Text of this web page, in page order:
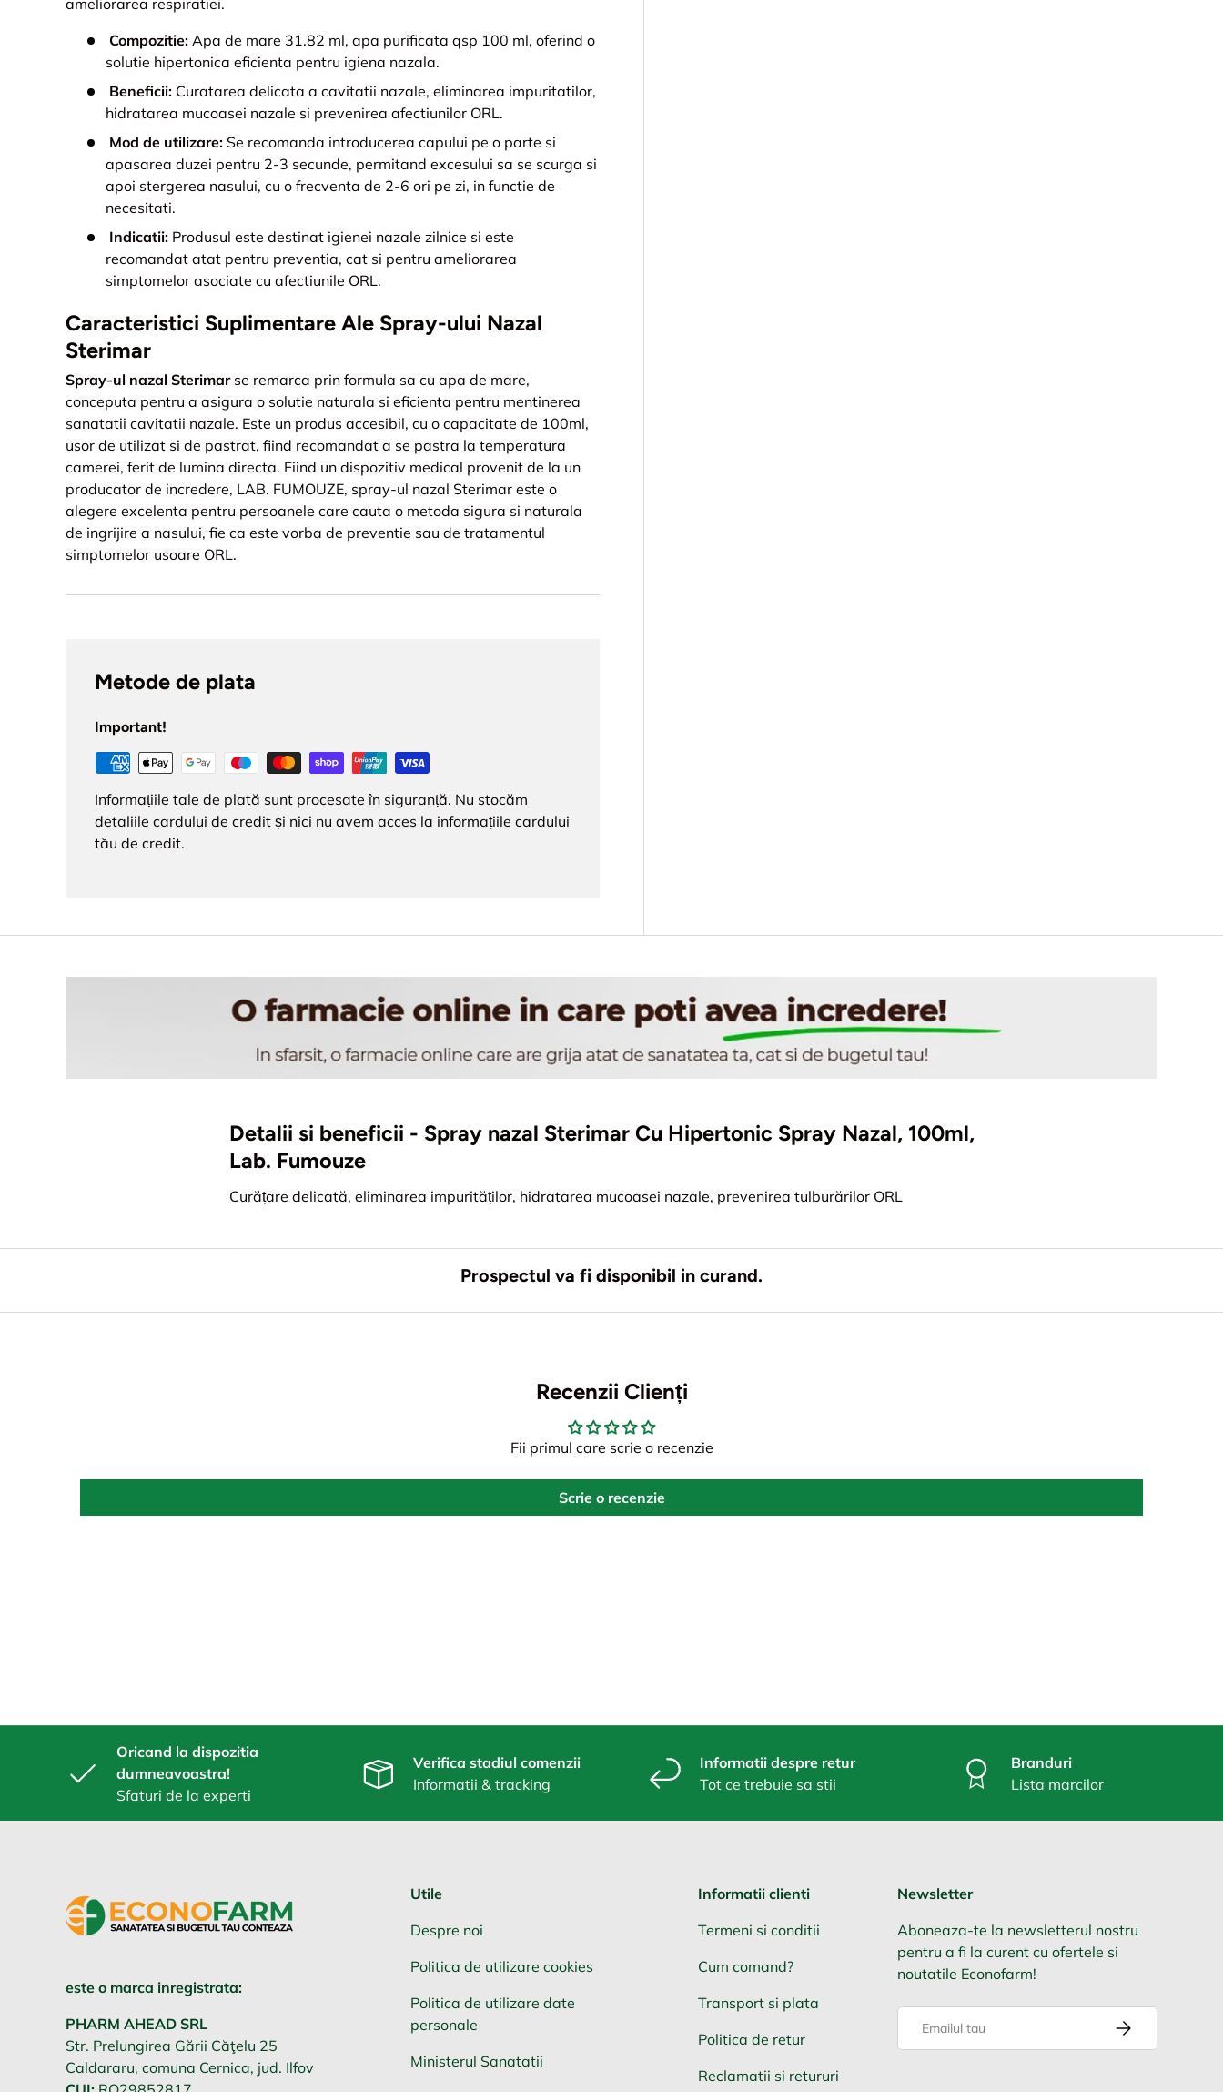
Compozitie: Apa de mare 31.82 ml, apa purificata qsp 100 ml, oferind o
solutie hipertonica eficienta pentru igiena nazala.
Beneficii: Curatarea delicata a cavitatii nazale, eliminarea impuritatilor,
hidratarea mucoasei nazale si prevenirea afectiunilor ORL.
Mod de utilizare: Se recomanda introducerea capului pe o parte si
apasarea duzei pentru 2-3 secunde, permitand excesului sa se scurga si
apoi stergerea nasului, cu o frecventa de 2-6 ori pe zi, in functie de
necesitati.
Indicatii: Produsul este destinat igienei nazale zilnice si este
recomandat atat pentru preventia, cat si pentru ameliorarea
simptomelor asociate cu afectiunile ORL.
Caracteristici Suplimentare Ale Spray-ului Nazal
Sterimar
Spray-ul nazal Sterimarse remarca prin formula sa cu apa de mare,
conceputa pentru a asigura o solutie naturala si eficienta pentru mentinerea
sanatatii cavitatii nazale. Este un produs accesibil, cu o capacitate de 100ml,
usor de utilizat si de pastrat, fiind recomandat a se pastra la temperatura
camerei, ferit de lumina directa. Fiind un dispozitiv medical provenit de la un
producator de incredere, LAB. FUMOUZE, spray-ul nazal Sterimar este o
alegere excelenta pentru persoanele care cauta o metoda sigura si naturala
de ingrijire a nasului, fie ca este vorba de preventie sau de tratamentul
simptomelor usoare ORL.
Metode de plata
Important!
Informațiile tale de plată sunt procesate în siguranță. Nu stocăm
detaliile cardului de credit și nici nu avem acces la informațiile cardului
tău de credit.
Detalii si beneficii - Spray nazal Sterimar Cu Hipertonic Spray Nazal, 100ml,
Lab. Fumouze
Curățare delicată, eliminarea impurităților, hidratarea mucoasei nazale, prevenirea tulburărilor ORL
Prospectul va fi disponibil in curand.
Recenzii Clienți
Fii primul care scrie o recenzie
Scrie o recenzie
Oricand la dispozitia
dumneavoastra!
Sfaturi de la experti
Verifica stadiul comenzii
Informatii & tracking
Informatii despre retur
Tot ce trebuie sa stii
Branduri
Lista marcilor
este o marca inregistrata:
PHARM AHEAD SRL
Str. Prelungirea Gării Căţelu 25
Caldararu, comuna Cernica, jud. Ilfov
Utile
Despre noi
Politica de utilizare cookies
Politica de utilizare date
personale
Ministerul Sanatatii
Informatii clienti
Termeni si conditii
Cum comand?
Transport si plata
Politica de retur
Reclamatii si retururi
Newsletter
Aboneaza-te la newsletterul nostru
pentru a fi la curent cu ofertele si
noutatile Econofarm!
Aboneaza-te